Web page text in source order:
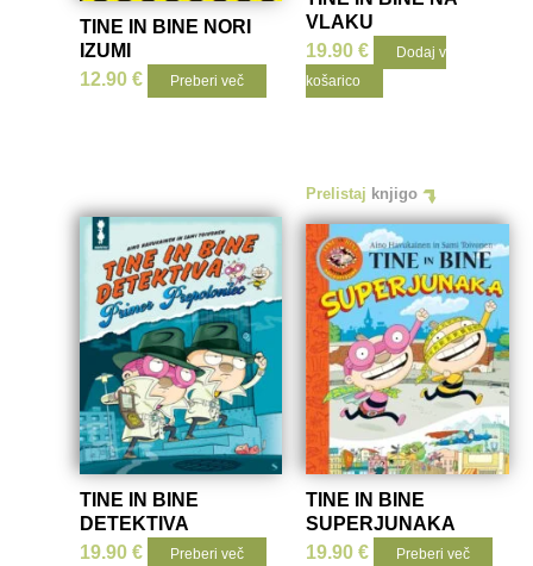
TINE IN BINE NORI
IZUMI
12.90€ Preberi več
VLAKU
19.90 €
Dodaj v
košarico
Prelistaj knjigo
TINE IN BINE
DETEKTIVA
19.90€ Preberi več
TINE IN BINE
SUPERJUNAKA
19.90 € Preberi več